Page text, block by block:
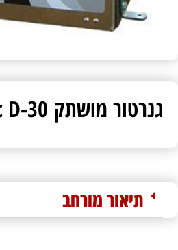
גנרטור מושתק Tec D-30 חד פאזי
תיאור מורחב